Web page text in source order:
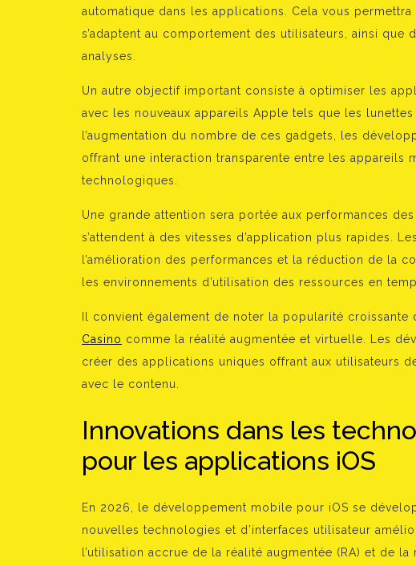
automatique dans les applications. Cela vous
s’adaptent au comportement des utilisateurs, ainsi que
analyses.
Un autre objectif important consiste à optimiser les
avec les nouveaux appareils Apple tels que les
l’augmentation du nombre de ces gadgets, les
offrant une interaction transparente entre les appareils
technologiques.
Une grande attention sera portée aux performances
s’attendent à des vitesses d’application plus rapides.
l’amélioration des performances et la réduction de la
les environnements d’utilisation des ressources en
Il convient également de noter la popularité croissante
Casino comme la réalité augmentée et virtuelle. Les
créer des applications uniques offrant aux utilisateurs
avec le contenu.
Innovations dans les
pour les applications iOS
En 2026, le développement mobile pour iOS se
nouvelles technologies et d’interfaces utilisateur
l’utilisation accrue de la réalité augmentée (RA) et de